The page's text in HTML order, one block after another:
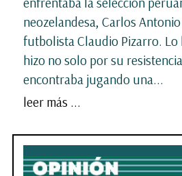
neozelandesa, Carlos
futbolista Claudio Pizarro. Lo
hizo no solo por su
encontraba jugando una...
leer más ...